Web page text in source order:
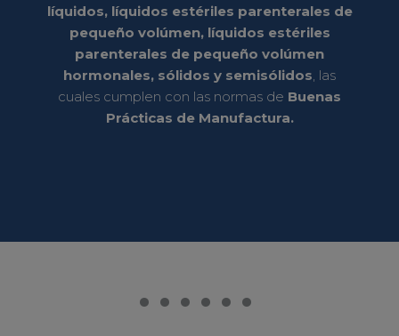
líquidos, líquidos estériles parenterales de
pequeño volúmen, líquidos estériles
parenterales de pequeño volúmen
hormonales, sólidos y semisólidos, las
cuales cumplen con las normas de Buenas
Prácticas de Manufactura.
......